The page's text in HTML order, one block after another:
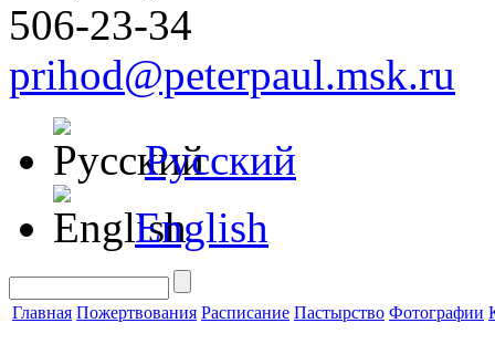
506-23-34
prihod@peterpaul.msk.ru
Русский
English
Главная Пожертвования Расписание Пастырство Фотографии